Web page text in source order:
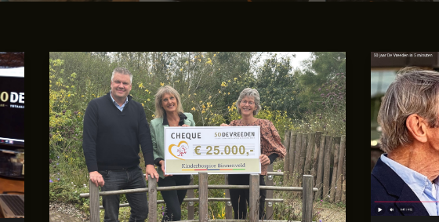
Geen
cadeau,
maar
een
donatie
–
een
prachtig
50
jaar
De
Vreeden
in
5
minuten